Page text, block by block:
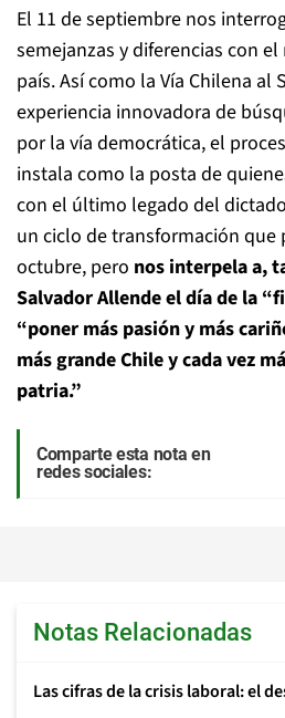
El 11 de septiembre nos
semejanzas y diferencias con
país. Así como la Vía Chilena al
experiencia innovadora de
por la vía democrática, el
instala como la posta de
con el último legado del
un ciclo de transformación que
octubre, pero nos interpela a,
Salvador Allende el día de la
“poner más pasión y más
más grande Chile y cada vez
patria.”
Comparte esta nota en
redes sociales:
Notas Relacionadas
Las cifras de la crisis laboral: el